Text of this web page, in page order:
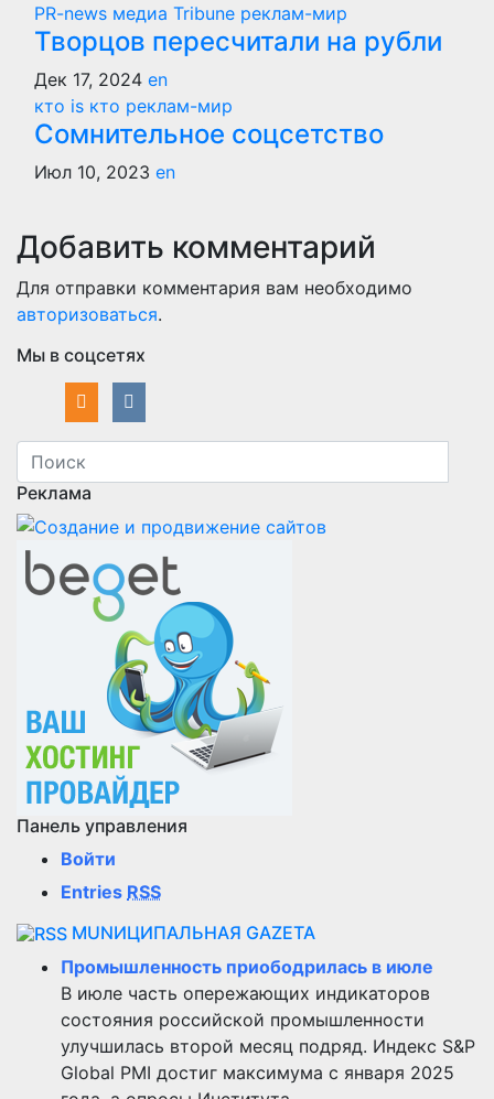
PR-news медиа Tribune реклам-мир
Творцов пересчитали на рубли
Дек 17, 2024 en
кто is кто реклам-мир
Сомнительное соцсетство
Июл 10, 2023 en
Добавить комментарий
Для отправки комментария вам необходимо
авторизоваться.
Мы в соцсетях
Реклама
Панель управления
Войти
Entries RSS
MUNИЦИПАЛЬНАЯ GAZЕТА
Промышленность приободрилась в июле
В июле часть опережающих индикаторов
состояния российской промышленности
улучшилась второй месяц подряд. Индекс S&P
Global PMI достиг максимума с января 2025